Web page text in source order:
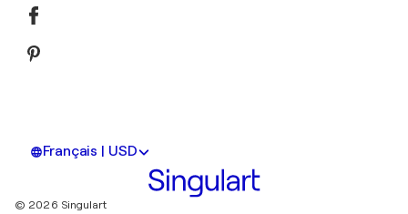
Français | USD
© 2026 Singulart